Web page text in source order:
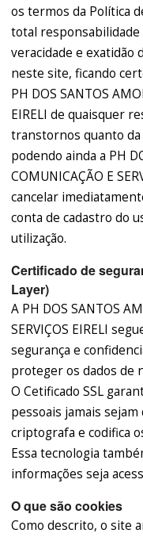
os termos da Política
total responsabilidade
veracidade e exatidão
neste site, ficando
PH DOS SANTOS
EIRELI de quaisquer
transtornos quanto
podendo ainda a PH
COMUNICAÇÃO E
cancelar
conta de cadastro do
utilização.
Certificado de
Layer)
A PH DOS SANTOS
SERVIÇOS EIRELI
segurança e
proteger os dados de
O Cetificado SSL
pessoais jamais
criptografa e codifica
Essa tecnologia
informações seja
O que são cookies
Como descrito, o site